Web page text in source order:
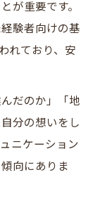
支える働
目ポイン
アの道
が重要です。
験者向けの基
れており、安
だのか」「地
分の想いをし
ニケーション
向にありま